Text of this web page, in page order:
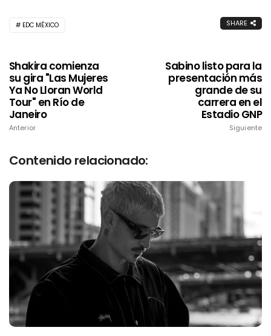
EDC MÉXICO SHARE
Shakira comienza
su gira "Las Mujeres
Ya No Lloran World
Tour" en Río de
Janeiro
Anterior
Sabino listo para la
presentación más
grande de su
carrera en el
Estadio GNP
Siguiente
Contenido relacionado: